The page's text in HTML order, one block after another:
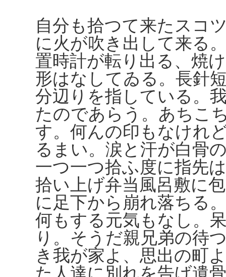
自分も拾つて来たスコ
に火が吹き出して来る
置時計が転り出る、焼
形はなしてゐる。長針
分辺りを指している。
たのであらう。あちこ
す。何んの印もなけれ
るまい。涙と汗が白骨
一つ一つ拾ふ度に指先
拾い上げ弁当風呂敷に
に足下から崩れ落ちる
何もする元気もなし。
り。そうだ親兄弟の待
き我が家よ、思出の町
た人達に別れを告げ遺